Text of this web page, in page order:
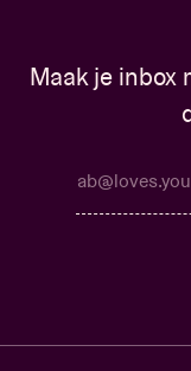
Maak je inbox